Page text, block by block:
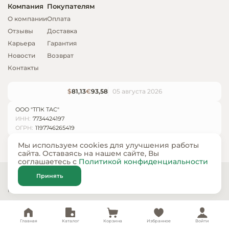
Главная Каталог Корзина Избранное Войти
Компания
О компании
Отзывы
Карьера
Новости
Контакты
Покупателям
Оплата
Доставка
Гарантия
Возврат
$81,13€93,58 05 августа 2026
ООО "ТПК ТАС"
ИНН: 7734424197
ОГРН: 1197746265419
© ООО «ТПК ТАС» 2024 — 2026
Карта сайта
Политика конфиденциальности
Мы используем cookies для улучшения работы
сайта. Оставаясь на нашем сайте, Вы
соглашаетесь с Политикой конфиденциальности
Принять